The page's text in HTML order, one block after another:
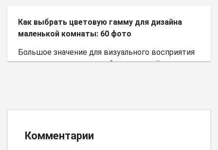
Как выбрать цветовую гамму для дизайна
маленькой комнаты: 60 фото
Большое значение для визуального восприятия
пространства имеет выбор цветовой палитры.
Комментарии